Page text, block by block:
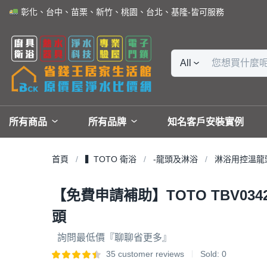
彰化、台中、苗栗、新竹、桃園、台北、基隆-皆可服務
All
所有商品 所有品牌 知名客戶安裝實例
首頁 ▍TOTO 衛浴 -龍頭及淋浴 淋浴用控溫龍
【免費申請補助】TOTO
頭
詢問最低價『聊聊省更多』
35 customer reviews Sold: 0